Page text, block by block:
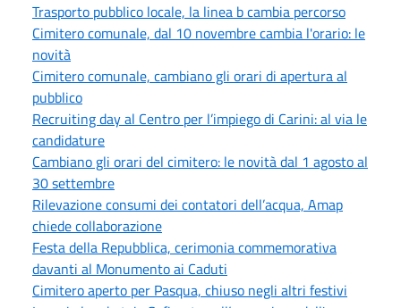
Trasporto pubblico locale, la linea b cambia percorso
Cimitero comunale, dal 10 novembre cambia l'orario: le
novità
Cimitero comunale, cambiano gli orari di apertura al
pubblico
Recruiting day al Centro per l’impiego di Carini: al via le
candidature
Cambiano gli orari del cimitero: le novità dal 1 agosto al
30 settembre
Rilevazione consumi dei contatori dell’acqua, Amap
chiede collaborazione
Festa della Repubblica, cerimonia commemorativa
davanti al Monumento ai Caduti
Cimitero aperto per Pasqua, chiuso negli altri festivi